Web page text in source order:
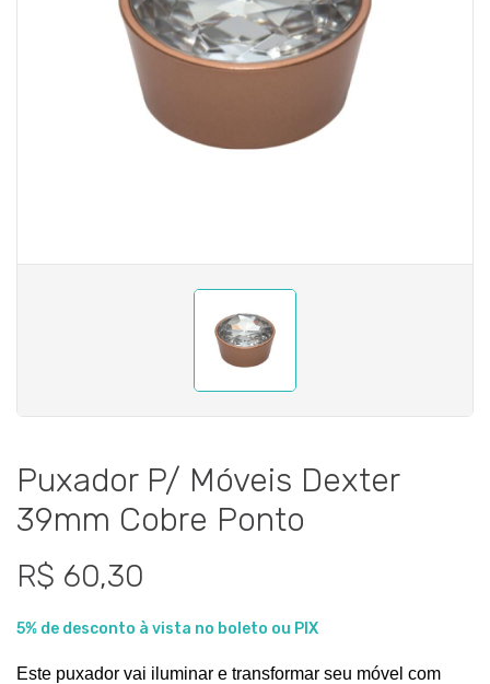
Puxador P/ Móveis Dexter
39mm Cobre Ponto
R$ 60,30
5% de desconto à vista no boleto ou PIX
Este puxador vai iluminar e transformar seu móvel com